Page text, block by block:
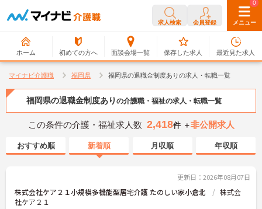
求人検索 会員登録 メニュー
ホーム 初めての方へ 面談会場一覧
0
保存した求人
0
最近見た求人
マイナビ介護職 福岡県 福岡県の退職金制度ありの求人・転職一覧
福岡県の退職金制度あり の介護職・福祉の求人・転職一覧
この条件の介護・福祉求人数 2,418件 ＋非公開求人
おすすめ順 新着順 月収順 年収順
更新日：2026年08月07日
株式会社ケア２１小規模多機能型居宅介護 たのしい家小倉北
株式会
社ケア２１